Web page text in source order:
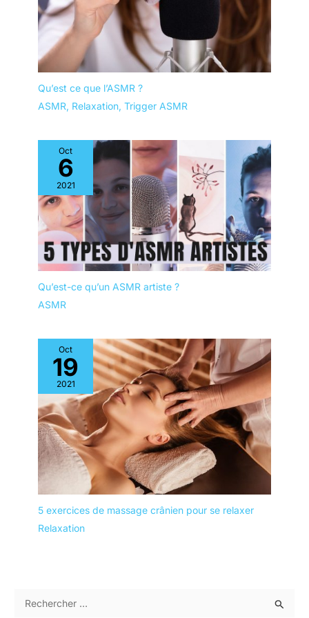
Qu’est ce que l’ASMR ?
ASMR, Relaxation, Trigger ASMR
Oct
6
2021
Qu’est-ce qu’un ASMR artiste ?
ASMR
Oct
19
2021
5 exercices de massage crânien pour se relaxer
Relaxation